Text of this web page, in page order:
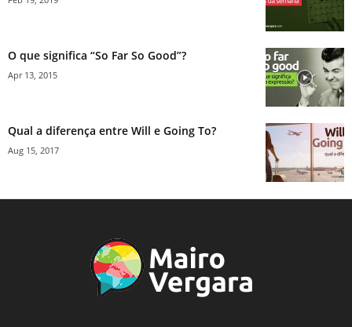
O que significa “So Far So Good”?
Apr 13, 2015
Qual a diferença entre Will e Going To?
Aug 15, 2017